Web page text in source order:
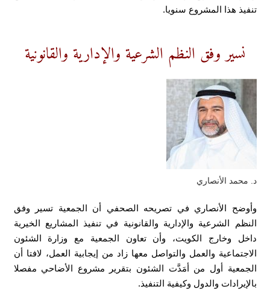
تنفيذ هذا المشروع سنويا.
نسير وفق النظم الشرعية والإدارية والقانونية
د. محمد الأنصاري
وأوضح الأنصاري في تصريحه الصحفي أن الجمعية تسير وفق
النظم الشرعية والإدارية والقانونية في تنفيذ المشاريع الخيرية
داخل وخارج الكويت، وأن تعاون الجمعية مع وزارة الشئون
الاجتماعية والعمل والتواصل معها زاد من إيجابية العمل، لافتا أن
الجمعية أول من أمَدَّت الشئون بتقرير مشروع الأضاحي مفصلا
بالإيرادات والدول وكيفية التنفيذ.